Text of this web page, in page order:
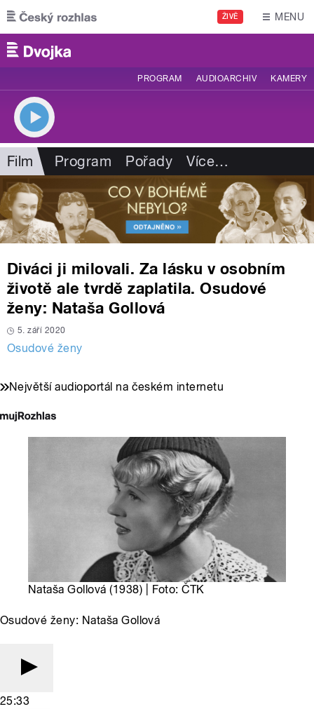
Přejít k hlavnímu obsahu
ŽIVĚ MENU
PROGRAM AUDIOARCHIV KAMERY
Film Program Pořady Více…
Diváci ji milovali. Za lásku v osobním
životě ale tvrdě zaplatila. Osudové
ženy: Nataša Gollová
5. září 2020
Osudové ženy
Největší audioportál na českém internetu
Nataša Gollová (1938) | Foto: ČTK
Osudové ženy: Nataša Gollová
25:33